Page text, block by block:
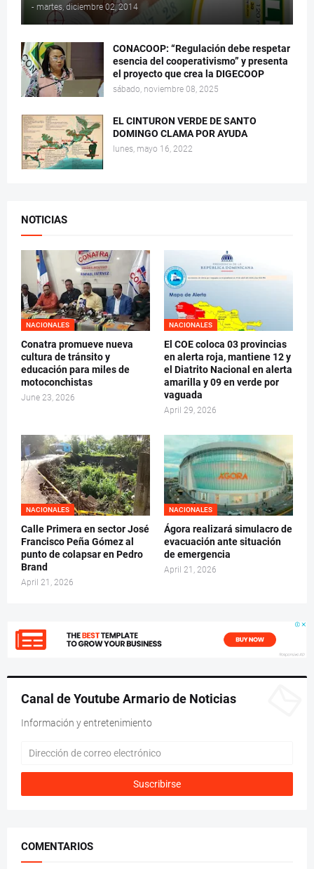
- martes, diciembre 02, 2014
CONACOOP: “Regulación debe respetar
esencia del cooperativismo” y presenta
el proyecto que crea la DIGECOOP
sábado, noviembre 08, 2025
EL CINTURON VERDE DE SANTO
DOMINGO CLAMA POR AYUDA
lunes, mayo 16, 2022
NOTICIAS
NACIONALES
Conatra promueve nueva
cultura de tránsito y
educación para miles de
motoconchistas
June 23, 2026
NACIONALES
El COE coloca 03 provincias
en alerta roja, mantiene 12 y
el Diatrito Nacional en alerta
amarilla y 09 en verde por
vaguada
April 29, 2026
NACIONALES
Calle Primera en sector José
Francisco Peña Gómez al
punto de colapsar en Pedro
Brand
April 21, 2026
NACIONALES
Ágora realizará simulacro de
evacuación ante situación
de emergencia
April 21, 2026
Canal de Youtube Armario de Noticias
Información y entretenimiento
COMENTARIOS